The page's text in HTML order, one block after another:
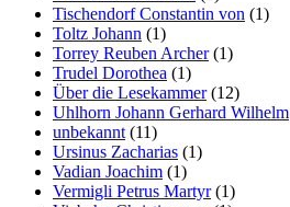
Tischendorf Constantin von (1)
Toltz Johann (1)
Torrey Reuben Archer(1)
Trudel Dorothea (1)
Über die Lesekammer(12)
Uhlhorn Johann Gerhard Wilhelm
unbekannt(11)
Ursinus Zacharias (1)
Vadian Joachim (1)
Vermigli Petrus Martyr(1)